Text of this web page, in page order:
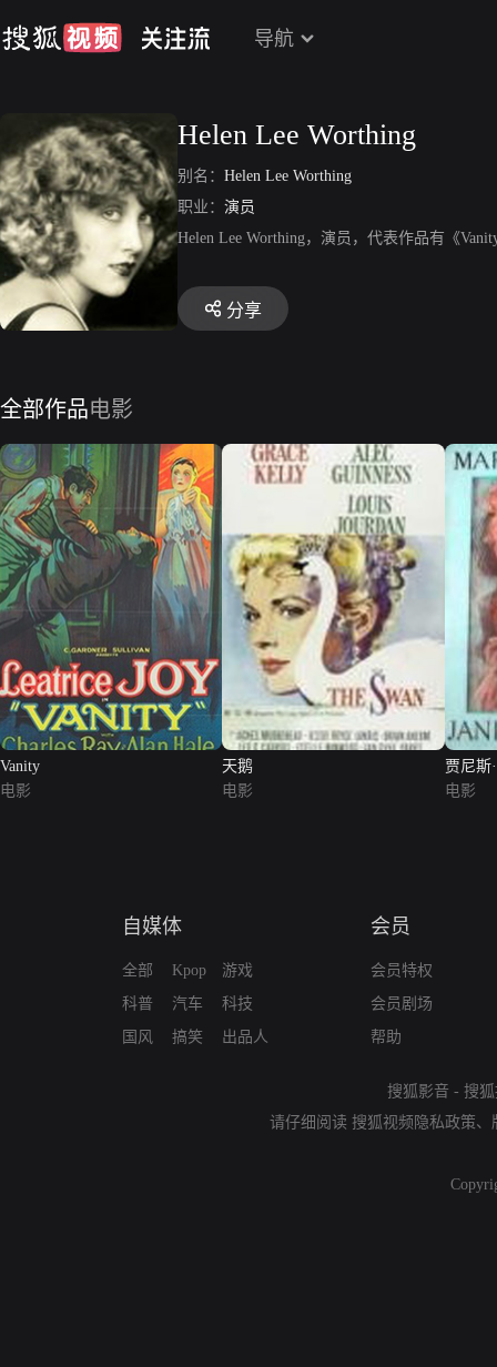
导航
Helen Lee Worthing
别名： Helen Lee Worthing
职业： 演员
Helen Lee Worthing，演员，代表作品有《
分享
全部作品电影
Vanity
电影
天鹅
电影
贾尼斯
电影
自媒体
全部
科普
国风
Kpop
汽车
搞笑
游戏
科技
出品人
会员
会员特权
会员剧场
帮助
搜狐影音 - 搜
请仔细阅读 搜狐视频隐私政策、